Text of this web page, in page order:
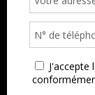
J'accepte